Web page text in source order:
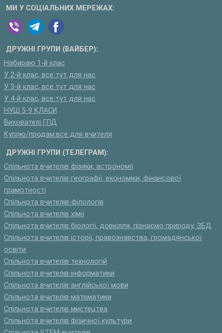
МИ У СОЦІАЛЬНИХ МЕРЕЖАХ:
ДРУЖНІ ГРУПИ (ВАЙБЕР):
Набираю 1-й клас
У 2-й клас, все тут для нас
У 3-й клас, все тут для нас
У 4-й клас, все тут для нас
НУШ 5-9 КЛАСИ
Вихователі ГПД
Куплю/продам:все для вчителя
ДРУЖНІ ГРУПИ (ТЕЛЕГРАМ):
Спільнота вчителів фізики, астрономії
Спільнота вчителів географії, економіки, фінансової
грамотності
Спільнота вчителів-філологів
Спільнота вчителів хімії
Спільнота вчителів біології, довкілля, пізнаємо природу, ЗБД
Спільнота вчителів історії, правознавства, громадянської
освіти
Спільнота вчителів технологій
Спільнота вчителів інформатики
Спільнота вчителів англійської мови
Спільнота вчителів математики
Спільнота вчителів мистецтва
Спільнота вчителів фізичної культури